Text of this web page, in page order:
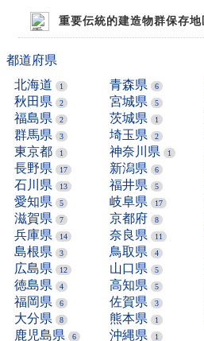
重要伝統的建造物群保存地
都道府県
北海道
1 青森県 6
秋田県 2 宮城県 5
福島県 2 茨城県 1
群馬県 3 埼玉県 2
東京都 1 神奈川県 1
長野県 17 新潟県 6
石川県 13 福井県 5
愛知県 5 岐阜県 17
滋賀県 7 京都府 8
兵庫県 14 奈良県 11
島根県 3 鳥取県 4
広島県 12 山口県 5
徳島県 4 高知県 5
福岡県 6 佐賀県 3
大分県 8 熊本県 1
鹿児島県 6 沖縄県 1